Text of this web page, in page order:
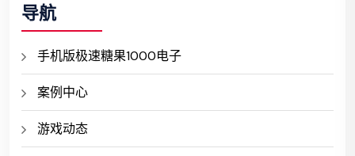
导航
手机版极速糖果1000电子
案例中心
游戏动态